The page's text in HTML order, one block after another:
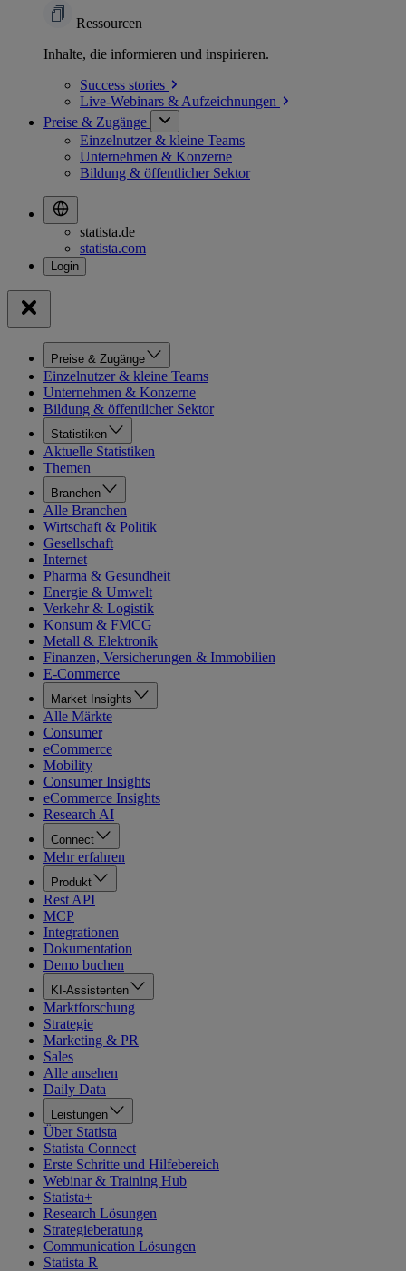
Ressourcen
Inhalte, die informieren und inspirieren.
Success stories
Live-Webinars & Aufzeichnungen
Preise & Zugänge
Einzelnutzer & kleine Teams
Unternehmen & Konzerne
Bildung & öffentlicher Sektor
statista.de
statista.com
Preise & Zugänge
Einzelnutzer & kleine Teams
Unternehmen & Konzerne
Bildung & öffentlicher Sektor
Statistiken
Aktuelle Statistiken
Themen
Branchen
Alle Branchen
Wirtschaft & Politik
Gesellschaft
Internet
Pharma & Gesundheit
Energie & Umwelt
Verkehr & Logistik
Konsum & FMCG
Metall & Elektronik
Finanzen, Versicherungen & Immobilien
E-Commerce
Market Insights
Alle Märkte
Consumer
eCommerce
Mobility
Consumer Insights
eCommerce Insights
Research AI
Connect
Mehr erfahren
Produkt
Rest API
MCP
Integrationen
Dokumentation
Demo buchen
KI-Assistenten
Marktforschung
Strategie
Marketing & PR
Sales
Alle ansehen
Daily Data
Leistungen
Über Statista
Statista Connect
Erste Schritte und Hilfebereich
Webinar & Training Hub
Statista+
Research Lösungen
Strategieberatung
Communication Lösungen
Statista R